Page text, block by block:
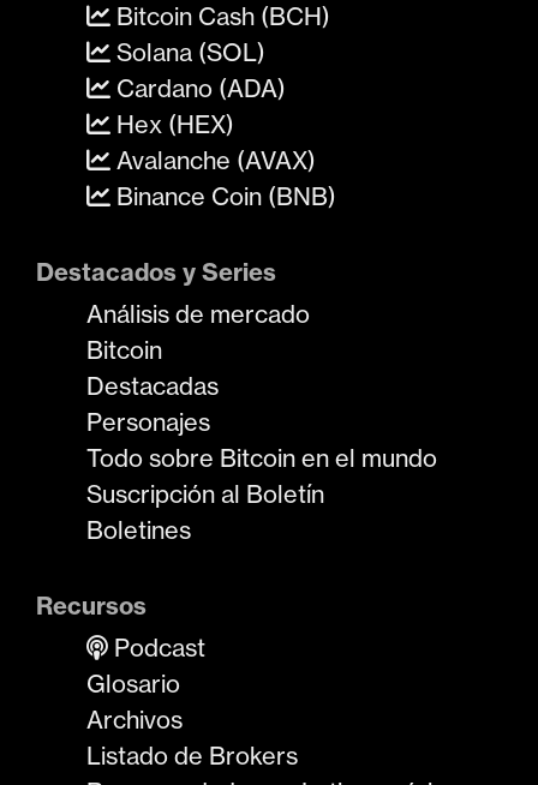
Bitcoin Cash (BCH)
Solana (SOL)
Cardano (ADA)
Hex (HEX)
Avalanche (AVAX)
Binance Coin (BNB)
Destacados y Series
Análisis de mercado
Bitcoin
Destacadas
Personajes
Todo sobre Bitcoin en el mundo
Suscripción al Boletín
Boletines
Recursos
Podcast
Glosario
Archivos
Listado de Brokers